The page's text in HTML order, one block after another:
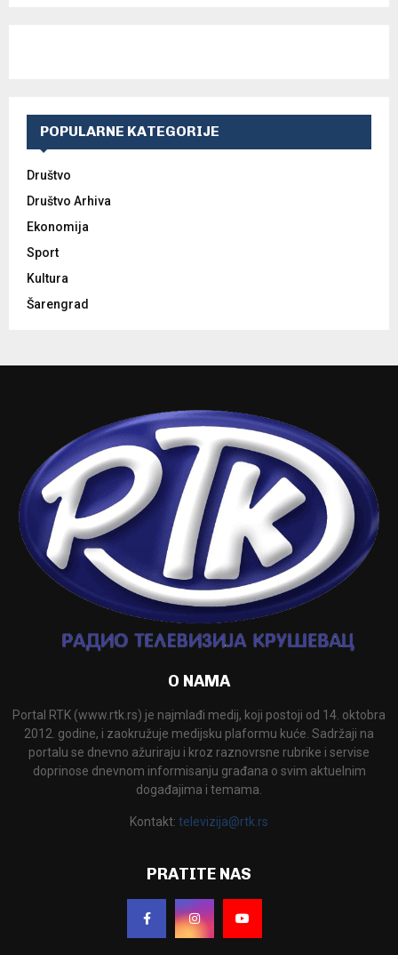
POPULARNE KATEGORIJE
Društvo
Društvo Arhiva
Ekonomija
Sport
Kultura
Šarengrad
O NAMA
Portal RTK (www.rtk.rs) je najmlađi medij, koji postoji od 14. oktobra
2012. godine, i zaokružuje medijsku plaformu kuće. Sadržaji na
portalu se dnevno ažuriraju i kroz raznovrsne rubrike i servise
doprinose dnevnom informisanju građana o svim aktuelnim
događajima i temama.
Kontakt: televizija@rtk.rs
PRATITE NAS